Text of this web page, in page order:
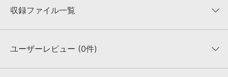
収録ファイル一覧
収録ファイル一覧
ユーザーレビュー (0件)